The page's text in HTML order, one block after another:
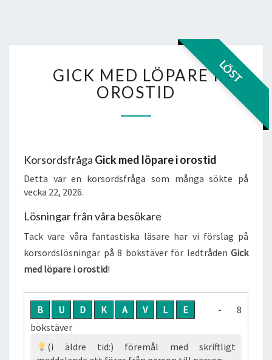
LÖST
MED
LÖPARE
I
OROSTID
GICK MED LÖPARE I
OROSTID
Korsordsfråga Gick med löpare i orostid
Detta var en korsordsfråga som många sökte på
vecka 22, 2026.
Lösningar från våra besökare
Tack vare våra fantastiska läsare har vi förslag på
korsordslösningar på 8 bokstäver för ledtråden Gick
med löpare i orostid!
B U D K A V L E
- 8
bokstäver
(i äldre tid:) föremål med skriftligt